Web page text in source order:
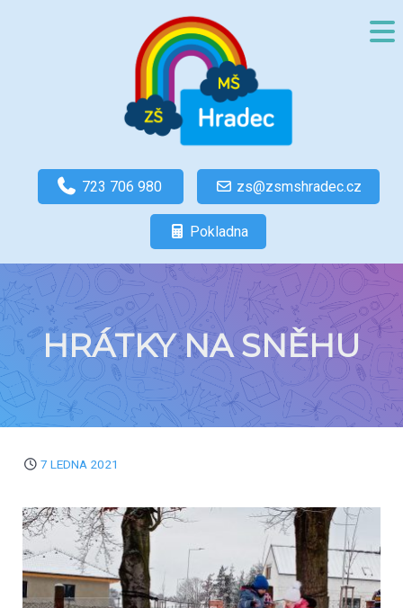
723 706 980 zs@zsmshradec.cz
Pokladna
HRÁTKY NA SNĚHU
7 LEDNA 2021